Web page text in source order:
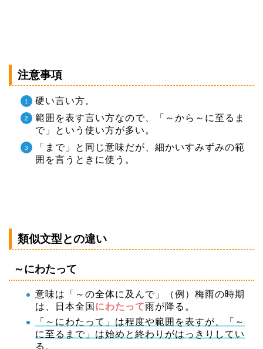
注意事項
硬い言い方。
範囲を表す言い方なので、「～から～に至るま
で」という使い方が多い。
「まで」と同じ意味だが、細かいすみずみの範
囲を言うときに使う。
類似文型との違い
～にわたって
意味は「～の全体に及んで」（例）梅雨の時期
は、日本全国 にわたって雨が降る。
「～にわたって」は程度や範囲を表すが、「～
に至るまで」は始めと終わりがはっきりしてい
る。